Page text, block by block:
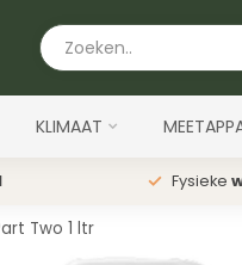
KLIMAAT
Fysieke
Two 1 ltr